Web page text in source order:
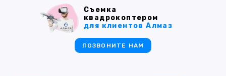
Съемка
квадрокоптером
для клиентов Алмаз
ПОЗВОНИТЕ НАМ